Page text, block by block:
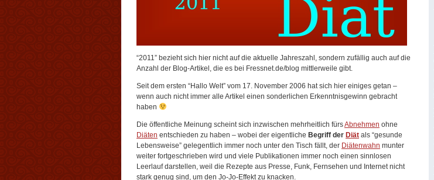
“2011” bezieht sich hier nicht auf die aktuelle Jahreszahl, sondern zufällig auch auf die
Anzahl der Blog-Artikel, die es bei Fressnet.de/blog mittlerweile gibt.
Seit dem ersten “Hallo Welt” vom 17. November 2006 hat sich hier einiges getan –
wenn auch nicht immer alle Artikel einen sonderlichen Erkenntnisgewinn gebracht
haben
Die öffentliche Meinung scheint sich inzwischen mehrheitlich fürsAbnehmen ohne
Diäten entschieden zu haben – wobei der eigentliche Begriff der Diät als “gesunde
Lebensweise” gelegentlich immer noch unter den Tisch fällt, der Diätenwahn munter
weiter fortgeschrieben wird und viele Publikationen immer noch einen sinnlosen
Leerlauf darstellen, weil die Rezepte aus Presse, Funk, Fernsehen und Internet nicht
stark genug sind, um den Jo-Jo-Effekt zu knacken.